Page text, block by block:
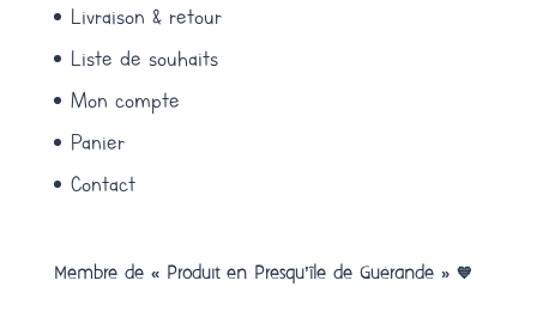
Livraison & retour
Liste de souhaits
Mon compte
Panier
Contact
Membre de « Produit en Presqu’île de Guérande » 💙